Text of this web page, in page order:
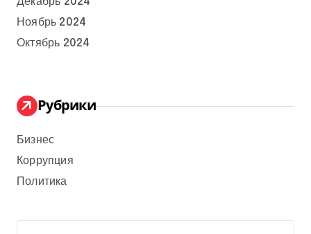
Ноябрь 2024
Октябрь 2024
Рубрики
Бизнес
Коррупция
Политика